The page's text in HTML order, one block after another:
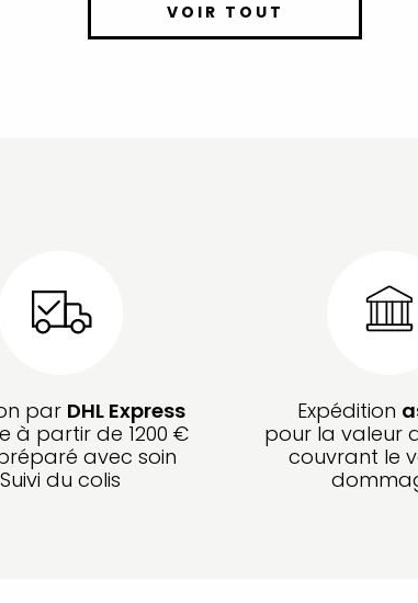
VOIR TOUT
par DHL Express
à partir de 1200 €
avec soin
Suivi du colis
Expédition
pour la valeur
couvrant le